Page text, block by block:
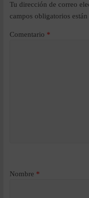
Tu dirección de correo
campos obligatorios
Comentario *
Nombre *